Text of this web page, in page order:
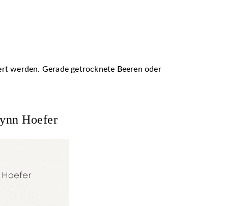
werden. Gerade getrocknete Beeren oder
Hoefer